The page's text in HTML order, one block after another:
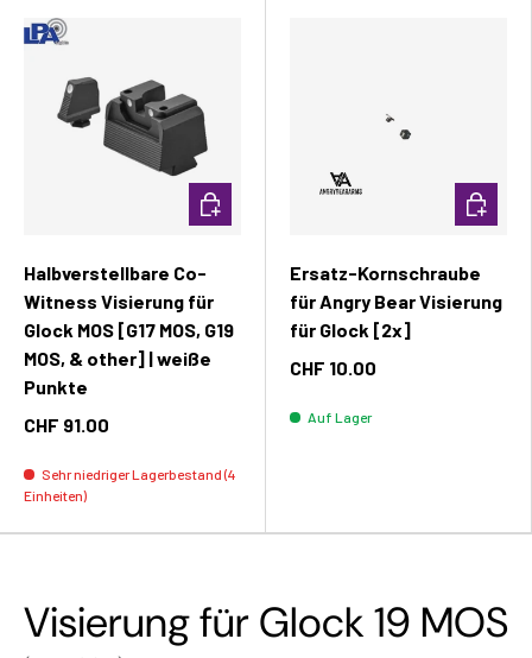
Halbverstellbare Co-
Witness Visierung für
Glock MOS [G17 MOS, G19
MOS, & other] | weiße
Punkte
CHF 91.00
Sehr niedriger Lagerbestand (4
Einheiten)
In den Warenkorb
Ersatz-Kornschraube
für Angry Bear Visierung
für Glock [2x]
CHF 10.00
Auf Lager
In den
Visierung für Glock 19 MOS